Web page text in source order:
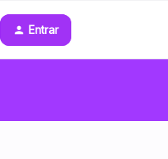
Entrar